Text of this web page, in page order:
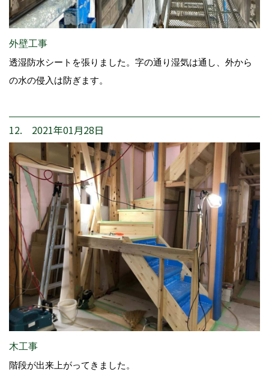
外壁工事
透湿防水シートを張りました。字の通り湿気は通し、外から
の水の侵入は防ぎます。
12. 2021年01月28日
木工事
階段が出来上がってきました。